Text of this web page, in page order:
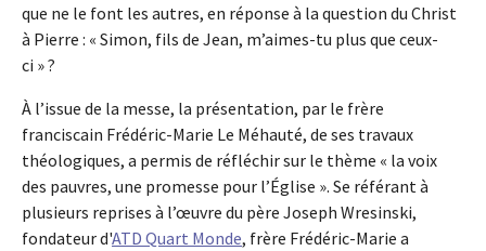
que ne le font les autres, en réponse à la question du Christ
à Pierre : « Simon, fils de Jean, m’aimes-tu plus que ceux-
ci » ?
À l’issue de la messe, la présentation, par le frère
franciscain Frédéric-Marie Le Méhauté, de ses travaux
théologiques, a permis de réfléchir sur le thème « la voix
des pauvres, une promesse pour l’Église ». Se référant à
plusieurs reprises à l’œuvre du père Joseph Wresinski,
fondateur d'ATD Quart Monde, frère Frédéric-Marie a